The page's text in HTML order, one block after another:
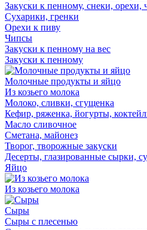
Закуски к пенному, снеки, орехи,
Сухарики, гренки
Орехи к пиву
Чипсы
Закуски к пенному на вес
Закуски к пенному
Молочные продукты и яйцо
Из козьего молока
Молоко, сливки, сгущенка
Кефир, ряженка, йогурты,
Масло сливочное
Сметана, майонез
Творог, творожные закуски
Десерты, глазированные сырки,
Яйцо
Из козьего молока
Сыры
Сыры с плесенью